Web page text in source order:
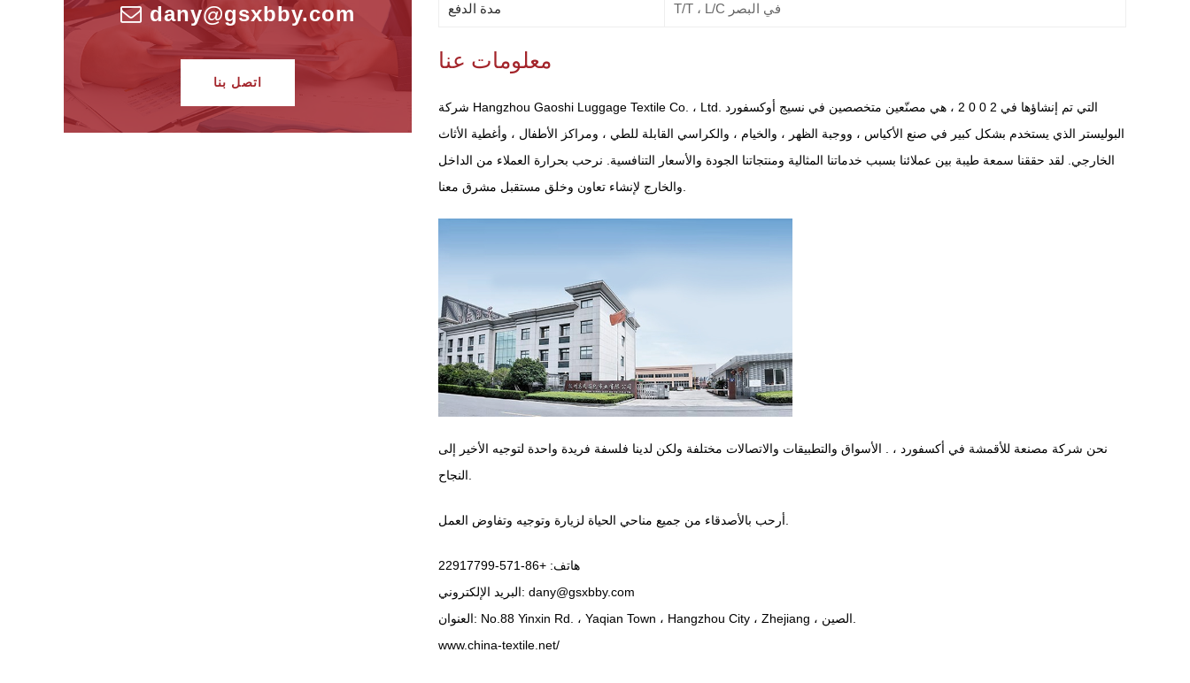
dany@gsxbby.com
اتصل بنا
مدة الدفع T/T ، L/C في البصر
معلومات عنا
شركة Hangzhou Gaoshi Luggage Textile Co. ، Ltd. التي تم إنشاؤها في 2 0 0 2 ، هي مصنّعين متخصصين في نسيج أوكسفورد
البوليستر الذي يستخدم بشكل كبير في صنع الأكياس ، ووجبة الظهر ، والخيام ، والكراسي القابلة للطي ، ومراكز الأطفال ، وأغطية الأثاث
الخارجي. لقد حققنا سمعة طيبة بين عملائنا بسبب خدماتنا المثالية ومنتجاتنا الجودة والأسعار التنافسية. نرحب بحرارة العملاء من الداخل
نحن شركة مصنعة للأقمشة في أكسفورد ، . الأسواق والتطبيقات والاتصالات مختلفة ولكن لدينا فلسفة فريدة واحدة لتوجيه الأخير إلى
النجاح.
أرحب بالأصدقاء من جميع مناحي الحياة لزيارة وتوجيه وتفاوض العمل.
هاتف: +86-571-22917799
البريد الإلكتروني: dany@gsxbby.com
العنوان: No.88 Yinxin Rd. ، Yaqian Town ، Hangzhou City ، Zhejiang ، الصين.
www.china-textile.net/